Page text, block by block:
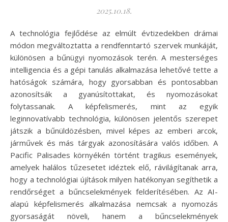
2025.10.18.
A technológia fejlődése az elmúlt évtizedekben drámai
módon megváltoztatta a rendfenntartó szervek munkáját,
különösen a bűnügyi nyomozások terén. A mesterséges
intelligencia és a gépi tanulás alkalmazása lehetővé tette a
hatóságok számára, hogy gyorsabban és pontosabban
azonosítsák a gyanúsítottakat, és nyomozásokat
folytassanak. A képfelismerés, mint az egyik
leginnovatívabb technológia, különösen jelentős szerepet
játszik a bűnüldözésben, mivel képes az emberi arcok,
járművek és más tárgyak azonosítására valós időben. A
Pacific Palisades környékén történt tragikus események,
amelyek halálos tűzesetet idéztek elő, rávilágítanak arra,
hogy a technológiai újítások milyen hatékonyan segíthetik a
rendőrséget a bűncselekmények felderítésében. Az AI-
alapú képfelismerés alkalmazása nemcsak a nyomozás
gyorsaságát növeli, hanem a bűncselekmények